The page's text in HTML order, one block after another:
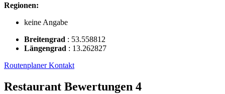
Regionen:
keine Angabe
Breitengrad : 53.558812
Längengrad : 13.262827
RoutenplanerKontakt
Restaurant Bewertungen 4